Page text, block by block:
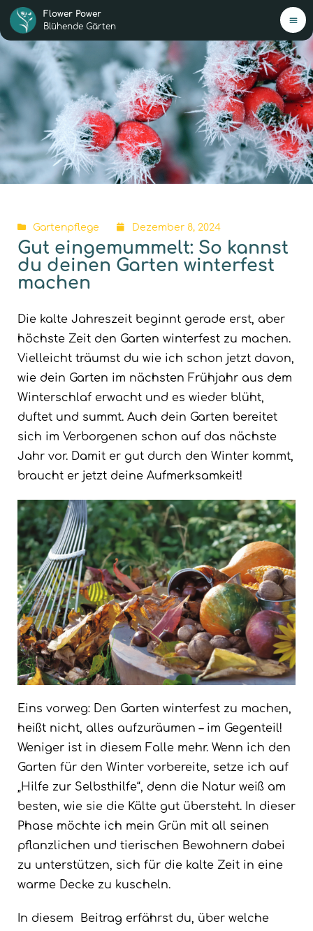
Flower Power
Blühende Gärten
0,-€
Gartenpflege Dezember 8, 2024
Gut eingemummelt: So kannst
du deinen Garten winterfest
machen
Die kalte Jahreszeit beginnt gerade erst, aber
höchste Zeit den Garten winterfest zu machen.
Vielleicht träumst du wie ich schon jetzt davon,
wie dein Garten im nächsten Frühjahr aus dem
Winterschlaf erwacht und es wieder blüht,
duftet und summt. Auch dein Garten bereitet
sich im Verborgenen schon auf das nächste
Jahr vor. Damit er gut durch den Winter kommt,
braucht er jetzt deine Aufmerksamkeit!
Eins vorweg: Den Garten winterfest zu machen,
heißt nicht, alles aufzuräumen – im Gegenteil!
Weniger ist in diesem Falle mehr. Wenn ich den
Garten für den Winter vorbereite, setze ich auf
„Hilfe zur Selbsthilfe“, denn die Natur weiß am
besten, wie sie die Kälte gut übersteht. In dieser
Phase möchte ich mein Grün mit all seinen
pflanzlichen und tierischen Bewohnern dabei
zu unterstützen, sich für die kalte Zeit in eine
warme Decke zu kuscheln.
In diesem Beitrag erfährst du, über welche